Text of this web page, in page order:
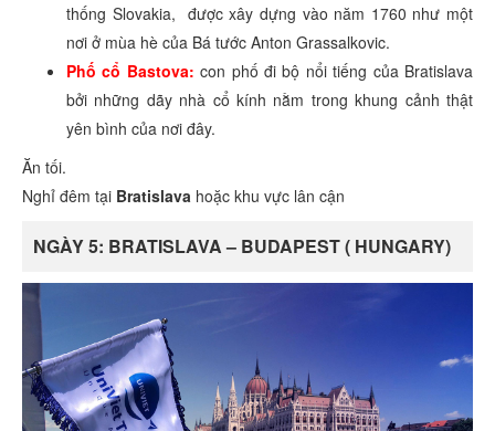
thống Slovakia, được xây dựng vào năm 1760 như một
nơi ở mùa hè của Bá tước Anton Grassalkovic.
Phố cổ Bastova: con phố đi bộ nổi tiếng của Bratislava
bởi những dãy nhà cổ kính nằm trong khung cảnh thật
yên bình của nơi đây.
Ăn tối.
Nghỉ đêm tại Bratislava hoặc khu vực lân cận
NGÀY 5: BRATISLAVA – BUDAPEST ( HUNGARY)